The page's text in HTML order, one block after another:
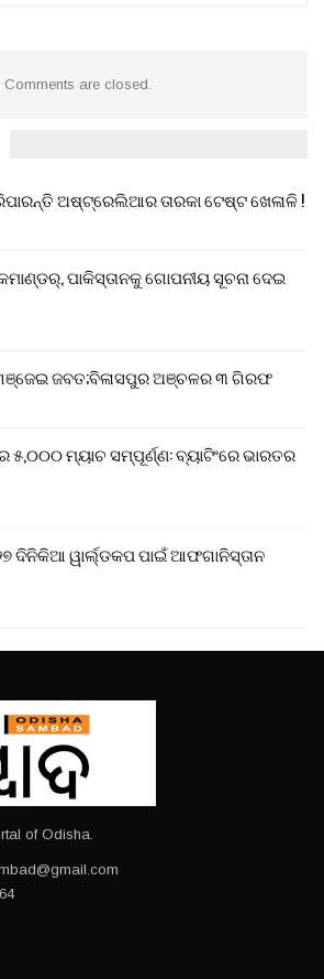
Comments are closed.
ଅଷ୍ଟ୍ରେଲିଆର ତାରକା ଟେଷ୍ଟ ଖେଳାଳି !
ପାକିସ୍ତାନକୁ ଗୋପନୀୟ ସୂଚନା ଦେଇ
ଗଞ୍ଜେଇ ଜବତ;ବିଳାସପୁର ଅଞ୍ଚଳର ୩ ଗିରଫ
ମ୍ୟାଚ ସମ୍ପୂର୍ଣ୍ଣ: ବ୍ୟାଟିଂରେ ଭାରତର
ଦିନିକିଆ ୱାର୍ଲ୍ଡକପ ପାଇଁ ଆଫଗାନିସ୍ତାନ
of Odisha.